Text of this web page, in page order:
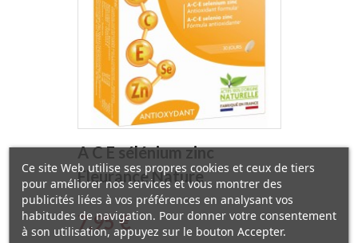
A C E sélénium zinc
Fleurance Nature
Prix
7,95 €
Ce site Web utilise ses propres cookies et ceux de tiers
pour améliorer nos services et vous montrer des
publicités liées à vos préférences en analysant vos
habitudes de navigation. Pour donner votre consentement
à son utilisation, appuyez sur le bouton Accepter.